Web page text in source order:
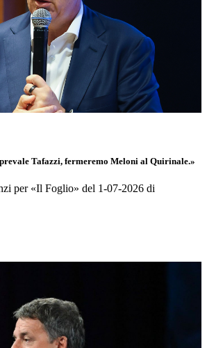
Tafazzi, fermeremo Meloni al Quirinale.»
per «Il Foglio» del 1-07-2026 di